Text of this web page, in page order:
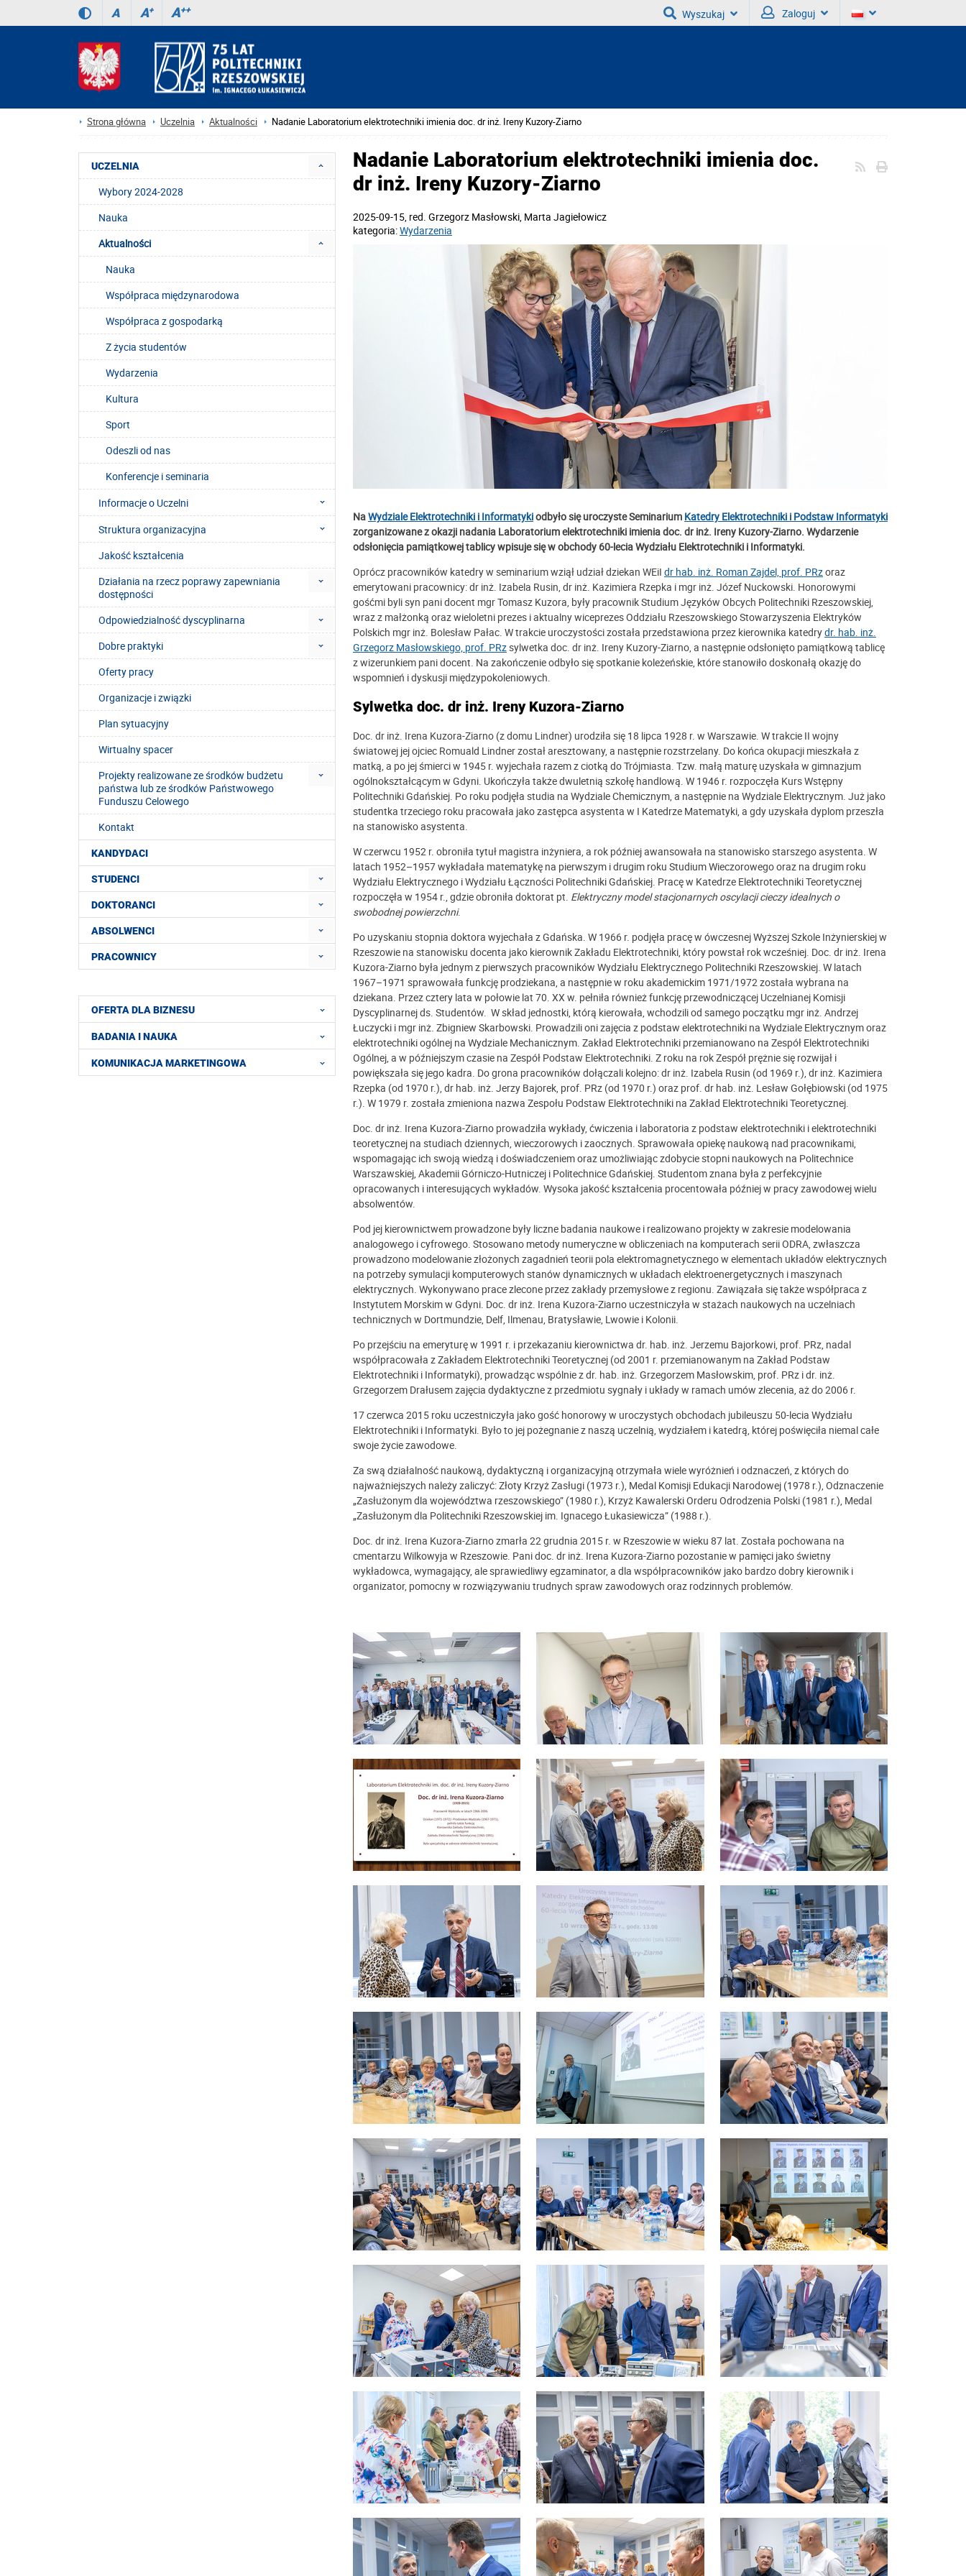
A A+ A++ Wyszukaj Zaloguj
Strona główna Uczelnia Aktualności Nadanie Laboratorium elektrotechniki imienia doc. dr inż. Ireny Kuzory-Ziarno
Nadanie Laboratorium elektrotechniki imienia doc.
dr inż. Ireny Kuzory-Ziarno
2025-09-15, red. Grzegorz Masłowski, Marta Jagiełowicz
kategoria:Wydarzenia
NaWydziale Elektrotechniki i Informatykiodbyło się uroczyste Seminarium Katedry Elektrotechniki i Podstaw Informatyki
zorganizowane z okazji nadania Laboratorium elektrotechniki imienia doc. dr inż. Ireny Kuzory-Ziarno. Wydarzenie
odsłonięcia pamiątkowej tablicy wpisuje się w obchody 60-lecia Wydziału Elektrotechniki i Informatyki.
Oprócz pracowników katedry w seminarium wziął udział dziekan WEiI dr hab. inż. Roman Zajdel, prof. PRzoraz
emerytowani pracownicy: dr inż. Izabela Rusin, dr inż. Kazimiera Rzepka i mgr inż. Józef Nuckowski. Honorowymi
gośćmi byli syn pani docent mgr Tomasz Kuzora, były pracownik Studium Języków Obcych Politechniki Rzeszowskiej,
wraz z małżonką oraz wieloletni prezes i aktualny wiceprezes Oddziału Rzeszowskiego Stowarzyszenia Elektryków
Polskich mgr inż. Bolesław Pałac. W trakcie uroczystości została przedstawiona przez kierownika katedrydr. hab. inż.
Grzegorz Masłowskiego, prof. PRzsylwetka doc. dr inż. Ireny Kuzory-Ziarno, a następnie odsłonięto pamiątkową tablicę
z wizerunkiem pani docent. Na zakończenie odbyło się spotkanie koleżeńskie, które stanowiło doskonałą okazję do
wspomnień i dyskusji międzypokoleniowych.
Sylwetka doc. dr inż. Ireny Kuzora-Ziarno
Doc. dr inż. Irena Kuzora-Ziarno (z domu Lindner) urodziła się 18 lipca 1928 r. w Warszawie. W trakcie II wojny
światowej jej ojciec Romuald Lindnerzostał aresztowany, a następnie rozstrzelany. Do końca okupacji mieszkała z
matką, a po jej śmierci w 1945 r. wyjechała razem z ciotką do Trójmiasta. Tzw. małą maturę uzyskała w gimnazjum
ogólnokształcącym w Gdyni. Ukończyła także dwuletnią szkołę handlową. W 1946 r. rozpoczęła Kurs Wstępny
Politechniki Gdańskiej. Po roku podjęła studia na Wydziale Chemicznym, a następnie na Wydziale Elektrycznym. Już jako
studentka trzeciego roku pracowała jako zastępca asystenta w I Katedrze Matematyki, a gdy uzyskała dyplom przeszła
na stanowisko asystenta.
W czerwcu 1952 r. obroniła tytuł magistra inżyniera, a rok później awansowała na stanowisko starszego asystenta. W
latach 1952–1957 wykładała matematykę na pierwszym i drugim roku Studium Wieczorowego oraz na drugim roku
Wydziału Elektrycznego i Wydziału Łączności Politechniki Gdańskiej. Pracę w Katedrze Elektrotechniki Teoretycznej
rozpoczęła w 1954 r., gdzie obroniła doktorat pt. Elektryczny model stacjonarnych oscylacji cieczy idealnych o
swobodnej powierzchni.
Po uzyskaniu stopnia doktora wyjechała z Gdańska. W 1966 r. podjęła pracę w ówczesnej Wyższej Szkole Inżynierskiej w
Rzeszowie na stanowisku docenta jako kierownik Zakładu Elektrotechniki, który powstał rok wcześniej. Doc. dr inż. Irena
Kuzora-Ziarno była jednym z pierwszych pracowników Wydziału Elektrycznego Politechniki Rzeszowskiej. W latach
1967–1971 sprawowała funkcję prodziekana, a następnie w roku akademickim 1971/1972 została wybrana na
dziekana. Przez cztery lata w połowie lat 70. XX w. pełniła również funkcję przewodniczącej Uczelnianej Komisji
Dyscyplinarnej ds. Studentów. W skład jednostki, którą kierowała, wchodzili od samego początku mgr inż. Andrzej
Łuczycki i mgr inż. Zbigniew Skarbowski. Prowadzili oni zajęcia z podstaw elektrotechniki na Wydziale Elektrycznym oraz
elektrotechniki ogólnej na Wydziale Mechanicznym. Zakład Elektrotechniki przemianowano na Zespół Elektrotechniki
Ogólnej, a w późniejszym czasie na Zespół Podstaw Elektrotechniki. Z roku na rok Zespół prężnie się rozwijał i
powiększała się jego kadra. Do grona pracowników dołączali kolejno: dr inż. Izabela Rusin (od 1969 r.), dr inż. Kazimiera
Rzepka (od 1970 r.), dr hab. inż. Jerzy Bajorek, prof. PRz (od 1970 r.) oraz prof. dr hab. inż. Lesław Gołębiowski (od 1975
r.). W 1979 r. została zmieniona nazwa Zespołu Podstaw Elektrotechniki na Zakład Elektrotechniki Teoretycznej.
Doc. dr inż. Irena Kuzora-Ziarno prowadziła wykłady, ćwiczenia i laboratoria z podstaw elektrotechniki i elektrotechniki
teoretycznej na studiach dziennych, wieczorowych i zaocznych. Sprawowała opiekę naukową nad pracownikami,
wspomagając ich swoją wiedzą i doświadczeniem oraz umożliwiając zdobycie stopni naukowych na Politechnice
Warszawskiej, Akademii Górniczo-Hutniczej i Politechnice Gdańskiej. Studentom znana była z perfekcyjnie
opracowanych i interesujących wykładów. Wysoka jakość kształcenia procentowała później w pracy zawodowej wielu
absolwentów.
Pod jej kierownictwem prowadzone były liczne badania naukowe i realizowano projekty w zakresie modelowania
analogowego i cyfrowego. Stosowano metody numeryczne w obliczeniach na komputerach serii ODRA, zwłaszcza
prowadzono modelowanie złożonych zagadnień teorii pola elektromagnetycznego w elementach układów elektrycznych
na potrzeby symulacji komputerowych stanów dynamicznych w układach elektroenergetycznych i maszynach
elektrycznych. Wykonywano prace zlecone przez zakłady przemysłowe z regionu. Zawiązała się także współpraca z
Instytutem Morskim w Gdyni. Doc. dr inż. Irena Kuzora-Ziarno uczestniczyła w stażach naukowych na uczelniach
technicznych w Dortmundzie, Delf, Ilmenau, Bratysławie, Lwowie i Kolonii.
Po przejściu na emeryturę w 1991 r. i przekazaniu kierownictwa dr. hab. inż. Jerzemu Bajorkowi, prof. PRz, nadal
współpracowała z Zakładem Elektrotechniki Teoretycznej (od 2001 r. przemianowanym na Zakład Podstaw
Elektrotechniki i Informatyki), prowadząc wspólnie z dr. hab. inż. Grzegorzem Masłowskim, prof. PRz i dr. inż.
Grzegorzem Drałusem zajęcia dydaktyczne z przedmiotu sygnały i układy w ramach umów zlecenia, aż do 2006 r.
17 czerwca 2015 roku uczestniczyła jako gość honorowy w uroczystych obchodach jubileuszu 50-lecia Wydziału
Elektrotechniki i Informatyki. Było to jej pożegnanie z naszą uczelnią, wydziałem i katedrą, której poświęciła niemal całe
swoje życie zawodowe.
Za swą działalność naukową, dydaktyczną i organizacyjną otrzymała wiele wyróżnień i odznaczeń, z których do
najważniejszych należy zaliczyć: Złoty Krzyż Zasługi (1973 r.), Medal Komisji Edukacji Narodowej (1978 r.), Odznaczenie
„Zasłużonym dla województwa rzeszowskiego” (1980 r.), Krzyż Kawalerski Orderu Odrodzenia Polski (1981 r.), Medal
„Zasłużonym dla Politechniki Rzeszowskiej im. Ignacego Łukasiewicza” (1988 r.).
Doc. dr inż. Irena Kuzora-Ziarno zmarła 22 grudnia 2015 r. w Rzeszowie w wieku 87 lat. Została pochowana na
cmentarzu Wilkowyja w Rzeszowie. Pani doc. dr inż. Irena Kuzora-Ziarno pozostanie w pamięci jako świetny
wykładowca, wymagający, ale sprawiedliwy egzaminator, a dla współpracowników jako bardzo dobry kierownik i
organizator, pomocny w rozwiązywaniu trudnych spraw zawodowych oraz rodzinnych problemów.
UCZELNIA
Wybory 2024-2028
Nauka
Aktualności
Nauka
Współpraca międzynarodowa
Współpraca z gospodarką
Z życia studentów
Wydarzenia
Kultura
Sport
Odeszli od nas
Konferencje i seminaria
Informacje o Uczelni
Struktura organizacyjna
Jakość kształcenia
Działania na rzecz poprawy zapewniania
dostępności
Odpowiedzialność dyscyplinarna
Dobre praktyki
Oferty pracy
Organizacje i związki
Plan sytuacyjny
Wirtualny spacer
Projekty realizowane ze środków budżetu
państwa lub ze środków Państwowego
Funduszu Celowego
Kontakt
KANDYDACI
STUDENCI
DOKTORANCI
ABSOLWENCI
PRACOWNICY
OFERTA DLA BIZNESU
BADANIA I NAUKA
KOMUNIKACJA MARKETINGOWA